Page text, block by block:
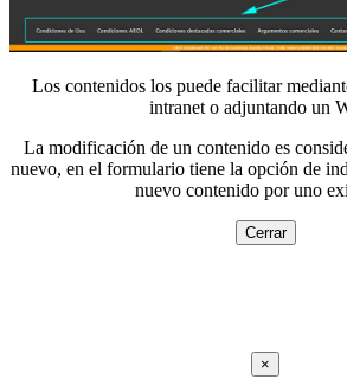
Los contenidos los puede facilitar
intranet o adjuntando un
La modificación de un contenido es
nuevo, en el formulario tiene la opción de
nuevo contenido por uno
Cerrar
×